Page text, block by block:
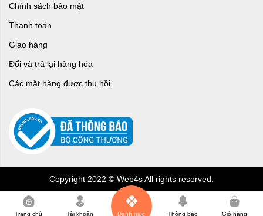
Chính sách bảo mật
Thanh toán
Giao hàng
Đổi và trả lại hàng hóa
Các mặt hàng được thu hồi
Copyright 2022 © Web4s All rights reserved.
Trang chủ Tài khoản Danh mục Thông báo Giỏ hàng